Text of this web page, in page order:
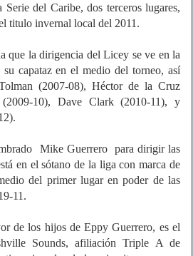
del Caribe, dos terceros lugares,
titulo invernal local del 2011.
que la dirigencia del Licey se ve en la
capataz en el medio del torneo, así
(2007-08), Héctor de la Cruz
10), Dave Clark (2010-11), y
Mike Guerrero para dirigir las
en el sótano de la liga con marca de
del primer lugar en poder de las
11.
de los hijos de Eppy Guerrero, es el
Sounds, afiliación Triple A de